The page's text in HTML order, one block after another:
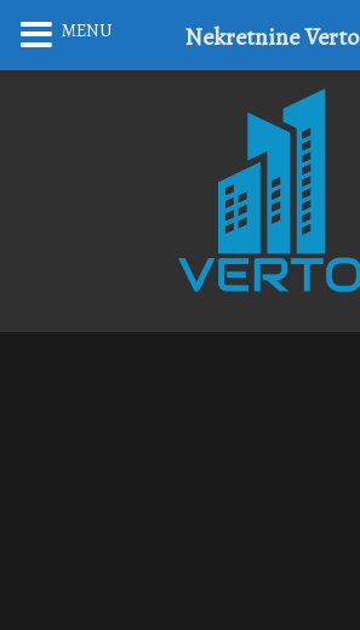
MENU Nekretnine Verto